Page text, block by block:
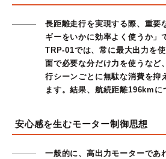
長距離走行を実現する際、重要
ギーをいかに効率よく使うか」
TRP-01では、常に最大出力を
面で必要な分だけ力を使うなど
行シーンごとに無駄な消費を抑
ます。結果、航続距離196kmに
安心感を生むモーター制御思想
一般的に、高出力モーターであ